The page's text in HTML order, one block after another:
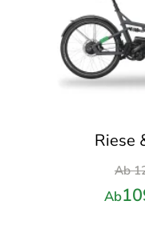
Riese
Ab
Ab